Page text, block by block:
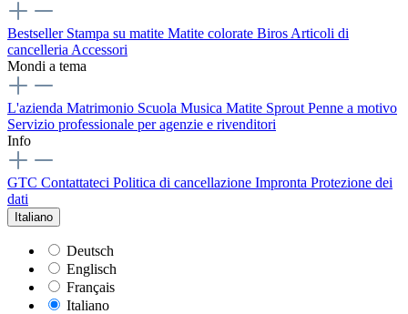
Bestseller Stampa su matite Matite colorate Biros Articoli di
cancelleria Accessori
Mondi a tema
L'azienda Matrimonio Scuola Musica Matite Sprout Penne a motivo
Servizio professionale per agenzie e rivenditori
Info
GTC Contattateci Politica di cancellazione Impronta Protezione dei
dati
Italiano
Deutsch
Englisch
Français
Italiano